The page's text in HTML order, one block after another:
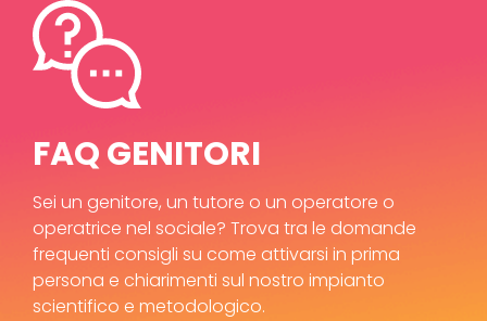
FAQ GENITORI
Sei un genitore, un tutore o un operatore o
operatrice nel sociale? Trova tra le domande
frequenti consigli su come attivarsi in prima
persona e chiarimenti sul nostro impianto
scientifico e metodologico.